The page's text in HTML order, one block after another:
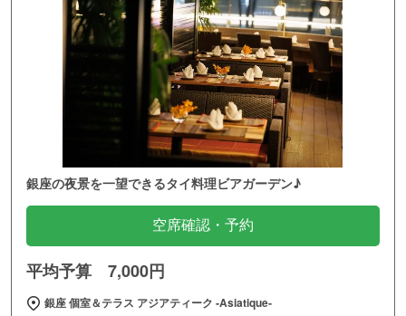
銀座の夜景を一望できるタイ料理ビアガーデン♪
空席確認・予約
平均予算 7,000円
銀座 個室＆テラス アジアティーク ‐Asiatique‐